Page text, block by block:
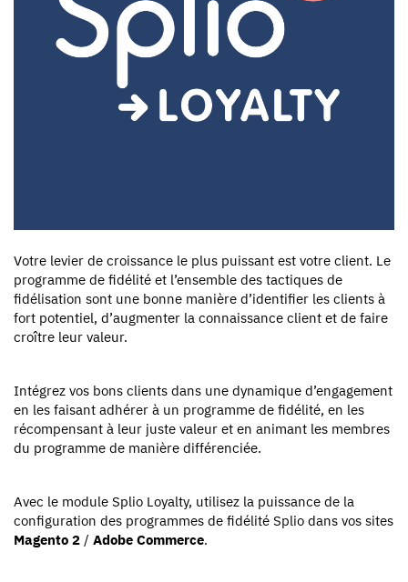
Votre levier de croissance le plus puissant est votre client. Le
programme de fidélité et l’ensemble des tactiques de
fidélisation sont une bonne manière d’identifier les clients à
fort potentiel, d’augmenter la connaissance client et de faire
croître leur valeur.
Intégrez vos bons clients dans une dynamique d’engagement
en les faisant adhérer à un programme de fidélité, en les
récompensant à leur juste valeur et en animant les membres
du programme de manière différenciée.
Avec le module Splio Loyalty, utilisez la puissance de la
configuration des programmes de fidélité Splio dans vos sites
Magento 2 / Adobe Commerce.